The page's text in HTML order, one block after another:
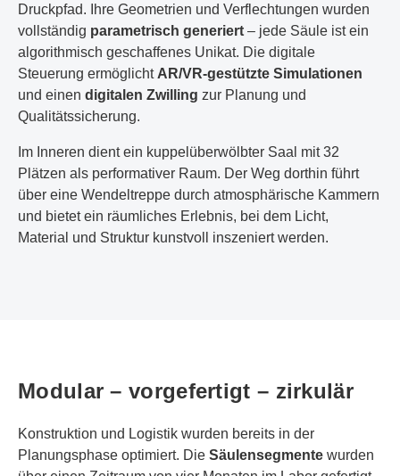
Druckpfad. Ihre Geometrien und Verflechtungen wurden
vollständig parametrisch generiert – jede Säule ist ein
algorithmisch geschaffenes Unikat. Die digitale
Steuerung ermöglicht AR/VR-gestützte Simulationen
und einen digitalen Zwilling zur Planung und
Qualitätssicherung.
Im Inneren dient ein kuppelüberwölbter Saal mit 32
Plätzen als performativer Raum. Der Weg dorthin führt
über eine Wendeltreppe durch atmosphärische Kammern
und bietet ein räumliches Erlebnis, bei dem Licht,
Material und Struktur kunstvoll inszeniert werden.
Modular – vorgefertigt – zirkulär
Konstruktion und Logistik wurden bereits in der
Planungsphase optimiert. Die Säulensegmente wurden